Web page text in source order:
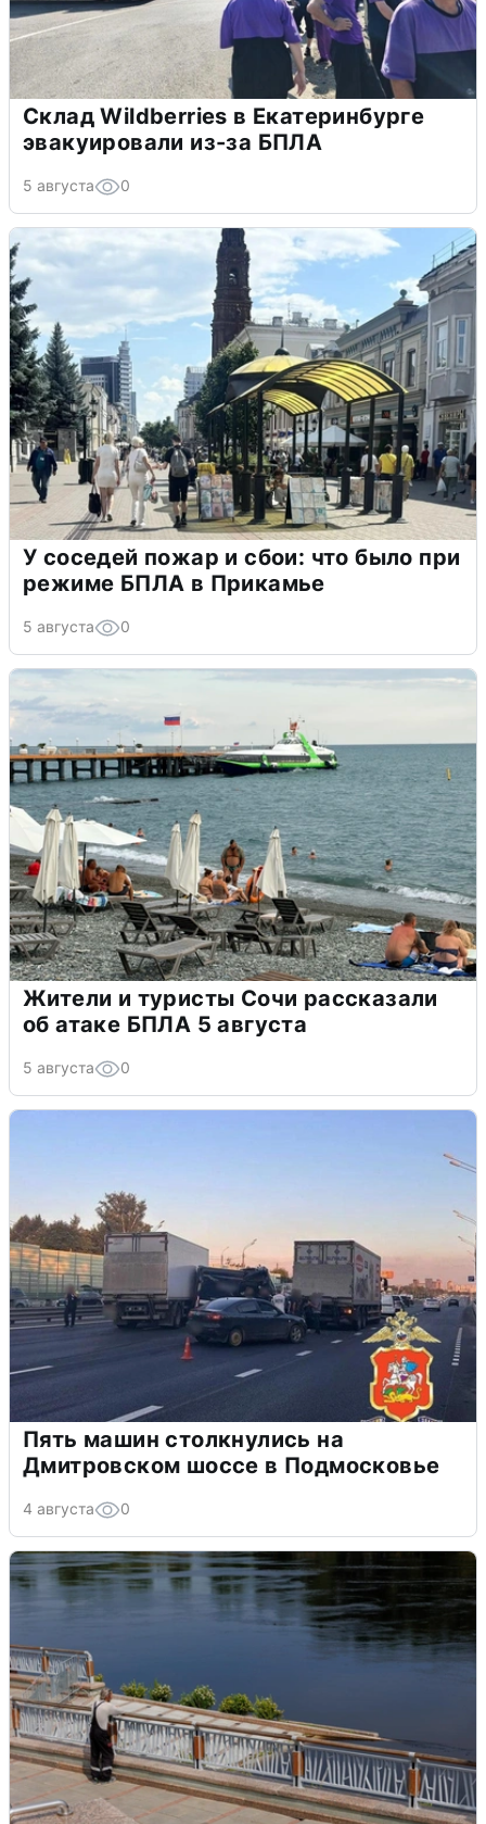
Склад Wildberries в Екатеринбурге
эвакуировали из-за БПЛА
5 августа 0
У соседей пожар и сбои: что было при
режиме БПЛА в Прикамье
5 августа 0
Жители и туристы Сочи рассказали
об атаке БПЛА 5 августа
5 августа 0
Пять машин столкнулись на
Дмитровском шоссе в Подмосковье
4 августа 0